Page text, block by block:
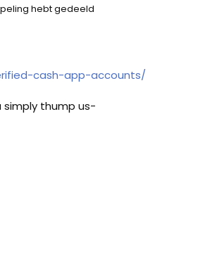
hebt gedeeld
cash-app-accounts/
thump us-